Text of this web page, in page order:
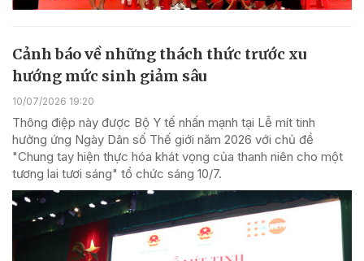
Cảnh báo về những thách thức trước xu
hướng mức sinh giảm sâu
10/07/2026 19:20
Thông điệp này được Bộ Y tế nhấn mạnh tại Lễ mít tinh
hưởng ứng Ngày Dân số Thế giới năm 2026 với chủ đề
"Chung tay hiện thực hóa khát vọng của thanh niên cho một
tương lai tươi sáng" tổ chức sáng 10/7.